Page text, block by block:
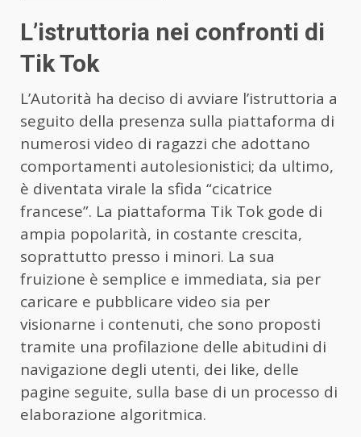
L’istruttoria nei confronti di
Tik Tok
L’Autorità ha deciso di avviare l’istruttoria a
seguito della presenza sulla piattaforma di
numerosi video di ragazzi che adottano
comportamenti autolesionistici; da ultimo,
è diventata virale la sfida “cicatrice
francese”. La piattaforma Tik Tok gode di
ampia popolarità, in costante crescita,
soprattutto presso i minori. La sua
fruizione è semplice e immediata, sia per
caricare e pubblicare video sia per
visionarne i contenuti, che sono proposti
tramite una profilazione delle abitudini di
navigazione degli utenti, dei like, delle
pagine seguite, sulla base di un processo di
elaborazione algoritmica.